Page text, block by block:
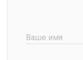
Ваше имя